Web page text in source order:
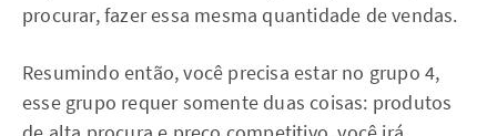
procurar, fazer essa mesma quantidade de vendas.
Resumindo então, você precisa estar no grupo 4,
esse grupo requer somente duas coisas: produtos